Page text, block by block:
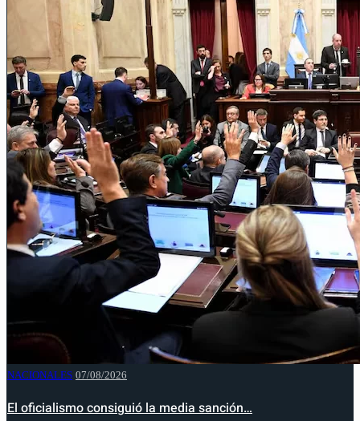
NACIONALES 07/08/2026
El oficialismo consiguió la media sanción…